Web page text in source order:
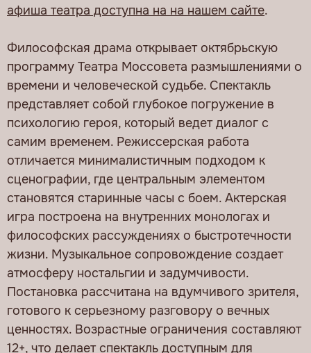
афиша театра доступна на на нашем сайте.
Философская драма открывает октябрьскую
программу Театра Моссовета размышлениями о
времени и человеческой судьбе. Спектакль
представляет собой глубокое погружение в
психологию героя, который ведет диалог с
самим временем. Режиссерская работа
отличается минималистичным подходом к
сценографии, где центральным элементом
становятся старинные часы с боем. Актерская
игра построена на внутренних монологах и
философских рассуждениях о быстротечности
жизни. Музыкальное сопровождение создает
атмосферу ностальгии и задумчивости.
Постановка рассчитана на вдумчивого зрителя,
готового к серьезному разговору о вечных
ценностях. Возрастные ограничения составляют
12+, что делает спектакль доступным для